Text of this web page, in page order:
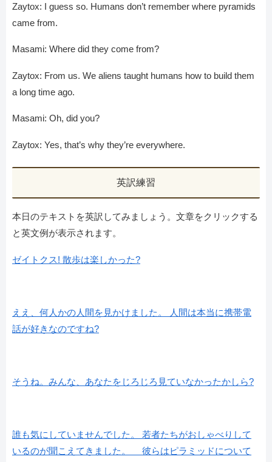
Zaytox: I guess so. Humans don’t remember where pyramids
came from.
Masami: Where did they come from?
Zaytox: From us. We aliens taught humans how to build them
a long time ago.
Masami: Oh, did you?
Zaytox: Yes, that’s why they’re everywhere.
英訳練習
本日のテキストを英訳してみましょう。文章をクリックする
と英文例が表示されます。
ゼイトクス! 散歩は楽しかった?
ええ、何人かの人間を見かけました。 人間は本当に携帯電
話が好きなのですね?
そうね。みんな、あなたをじろじろ見ていなかったかしら?
誰も気にしていませんでした。 若者たちがおしゃべりして
いるのが聞こえてきました。 彼らはピラミッドについて